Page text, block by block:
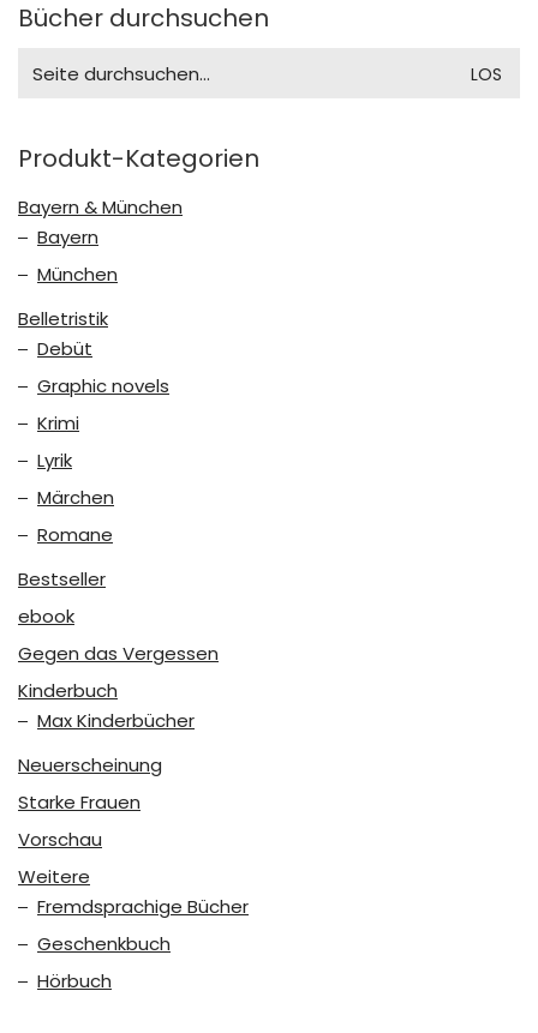
Bücher durchsuchen
for:
Produkt-Kategorien
Bayern & München
Bayern
München
Belletristik
Debüt
Graphic novels
Krimi
Lyrik
Märchen
Romane
Bestseller
ebook
Gegen das Vergessen
Kinderbuch
Max Kinderbücher
Neuerscheinung
Starke Frauen
Vorschau
Weitere
Fremdsprachige Bücher
Geschenkbuch
Hörbuch